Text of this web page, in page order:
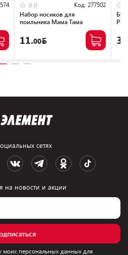
0.0 Код: 277502
Набор носиков для
поильника Мама Тама
11.00
сетях
на новости и акции
моих персональных данных для